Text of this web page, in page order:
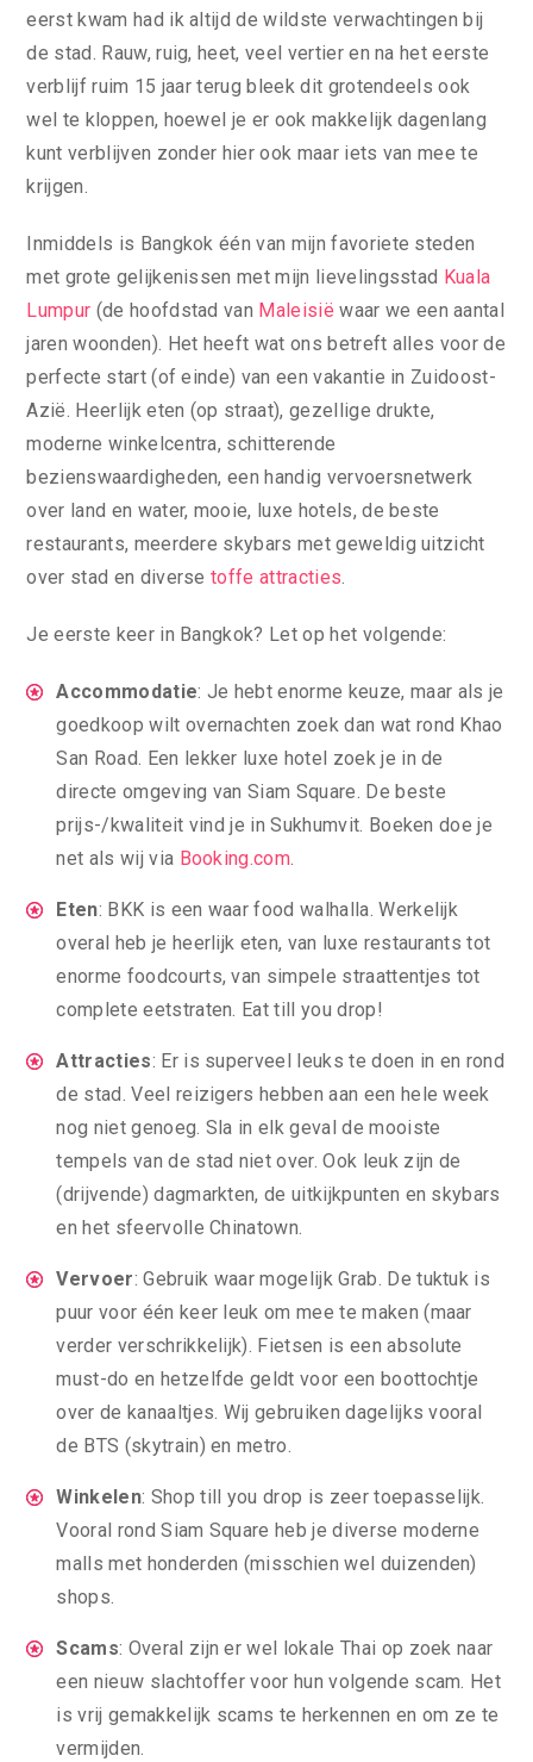
eerst kwam had ik altijd de wildste verwachtingen bij
de stad. Rauw, ruig, heet, veel vertier en na het eerste
verblijf ruim 15 jaar terug bleek dit grotendeels ook
wel te kloppen, hoewel je er ook makkelijk dagenlang
kunt verblijven zonder hier ook maar iets van mee te
krijgen.
Inmiddels is Bangkok één van mijn favoriete steden
met grote gelijkenissen met mijn lievelingsstad Kuala
Lumpur (de hoofdstad van Maleisië waar we een aantal
jaren woonden). Het heeft wat ons betreft alles voor de
perfecte start (of einde) van een vakantie in Zuidoost-
Azië. Heerlijk eten (op straat), gezellige drukte,
moderne winkelcentra, schitterende
bezienswaardigheden, een handig vervoersnetwerk
over land en water, mooie, luxe hotels, de beste
restaurants, meerdere skybars met geweldig uitzicht
over stad en diversetoffe attracties.
Je eerste keer in Bangkok? Let op het volgende:
Accommodatie: Je hebt enorme keuze, maar als je
goedkoop wilt overnachten zoek dan wat rond Khao
San Road. Een lekker luxe hotel zoek je in de
directe omgeving van Siam Square. De beste
prijs-/kwaliteit vind je in Sukhumvit. Boeken doe je
net als wij via Booking.com.
Eten: BKK is een waar food walhalla. Werkelijk
overal heb je heerlijk eten, van luxe restaurants tot
enorme foodcourts, van simpele straattentjes tot
complete eetstraten. Eat till you drop!
Attracties: Er is superveel leuks te doen in en rond
de stad. Veel reizigers hebben aan een hele week
nog niet genoeg. Sla in elk geval de mooiste
tempels van de stad niet over. Ook leuk zijn de
(drijvende) dagmarkten, de uitkijkpunten en skybars
en het sfeervolle Chinatown.
Vervoer: Gebruik waar mogelijk Grab. De tuktuk is
puur voor één keer leuk om mee te maken (maar
verder verschrikkelijk). Fietsen is een absolute
must-do en hetzelfde geldt voor een boottochtje
over de kanaaltjes. Wij gebruiken dagelijks vooral
de BTS (skytrain) en metro.
Winkelen: Shop till you drop is zeer toepasselijk.
Vooral rond Siam Square heb je diverse moderne
malls met honderden (misschien wel duizenden)
shops.
Scams: Overal zijn er wel lokale Thai op zoek naar
een nieuw slachtoffer voor hun volgende scam. Het
is vrij gemakkelijk scams te herkennen en om ze te
vermijden.